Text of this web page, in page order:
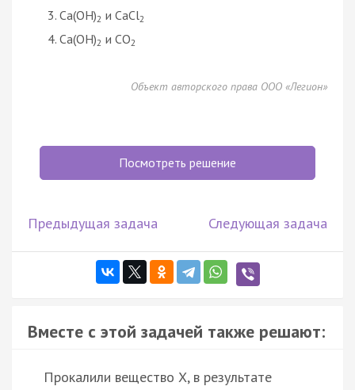
Ca(OH)2 и CaCl2
Ca(OH)2 и CO2
Объект авторского права ООО «Легион»
Посмотреть решение
Предыдущая задача Следующая задача
Вместе с этой задачей также решают:
Прокалили вещество X, в результате